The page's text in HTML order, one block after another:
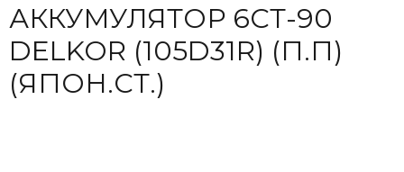
АККУМУЛЯТОР 6СТ-90
DELKOR (105D31R) (П.П)
(ЯПОН.СТ.)